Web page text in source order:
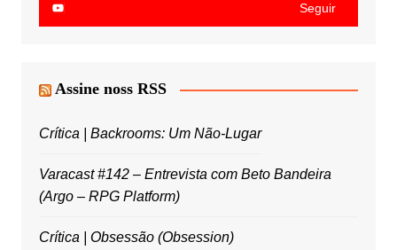
Seguir
Assine noss RSS
Crítica | Backrooms: Um Não-Lugar
Varacast #142 – Entrevista com Beto Bandeira
(Argo – RPG Platform)
Crítica | Obsessão (Obsession)